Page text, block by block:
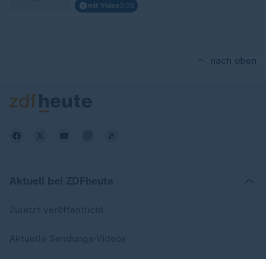
mit Video3:05
nach oben